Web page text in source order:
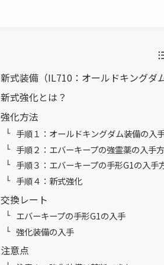
新式装備（IL710：オールドキングダ
新式強化とは？
強化方法
手順１：オールドキングダム装備の入
手順２：エバーキープの強霊薬の入手
手順３：エバーキープの手形G1の入手
手順４：新式強化
交換レート
エバーキープの手形G1の入手
強化装備の入手
注意点